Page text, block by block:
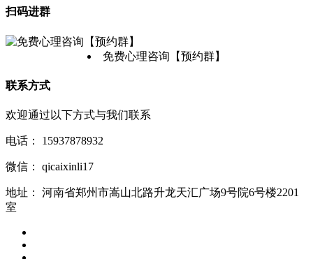
扫码进群
免费心理咨询【预约群】
联系方式
欢迎通过以下方式与我们联系
电话： 15937878932
微信： qicaixinli17
地址：
河南省郑州市嵩山北路升龙天汇广场9号院6号楼2201
室